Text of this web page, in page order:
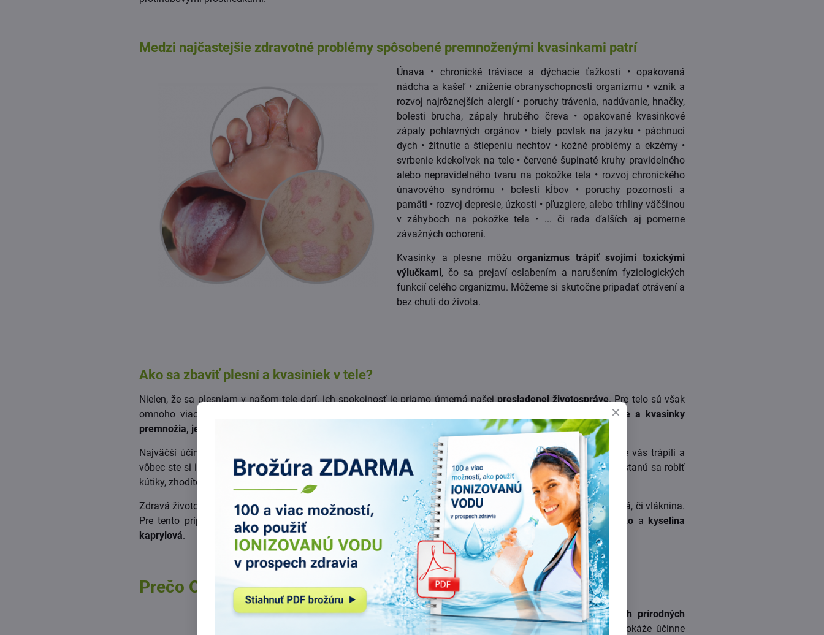
Medzi najčastejšie zdravotné problémy spôsobené premnoženými kvasinkami patrí
Únava • chronické tráviace a dýchacie ťažkosti • opakovaná
nádcha a kašeľ • zníženie obranyschopnosti organizmu • vznik a
rozvoj najrôznejších alergií • poruchy trávenia, nadúvanie, hnačky,
bolesti brucha, zápaly hrubého čreva • opakované kvasinkové
zápaly pohlavných orgánov • biely povlak na jazyku • páchnuci
dych • žltnutie a štiepeniu nechtov • kožné problémy a ekzémy •
svrbenie kdekoľvek na tele • červené šupinaté kruhy pravidelného
alebo nepravidelného tvaru na pokožke tela • rozvoj chronického
únavového syndrómu • bolesti kĺbov • poruchy pozornosti a
pamäti • rozvoj depresie, úzkosti • pľuzgiere, alebo trhliny väčšinou
v záhyboch na pokožke tela • ... či rada ďalších aj pomerne
závažných ochorení.
Kvasinky a plesne môžuorganizmus trápiť svojimi toxickými
výlučkami, čo sa prejaví oslabením a narušením fyziologických
funkcií celého organizmu. Môžeme si skutočne pripadať otrávení a
bez chuti do života.
Ako sa zbaviť plesní a kvasiniek v tele?
Nielen, že sa plesniam v našom tele darí, ich spokojnosť je priamo úmerná našejpresladenej životospráve. Pre telo sú však
omnoho viac škodlivé toxíny, ktoré plesne vylučujú a veľmi jednoducho sa dostanú do krvi.
Ak sa plesne a kvasinky
premnožia, je pre telo neuveriteľne ťažké všetko vylúčiť bezo zvyšku
. Čo ťažké. Takmer nemožné.
Najväčší účinok nasledujúcej proti-plesňovej liečby pocítite na vymiznutí drobných, či väčších problémov, ktoré vás trápili a
vôbec ste si ich nespájali s vnútornými plesňami v tele. Môže to byť napr., že zmizne malá krupica z tváre, prestanú sa robiť
kútiky, zhodíte pár kíl, zmiznú plesne na nohách, prestanete byť unavený, vyčerpaný a zničený bez dôvodu ...
Zdravá životospráva je základom zdravých čriev. Ale na plesne už treba o niečo ťažší kaliber ako sú len probiotiká, či vláknina.
Pre tento prípad sú tu pripravené rovno 3 silné prírodné látky -oregano(pamajorán),grapefruitové jadierko a kyselina
kaprylová.
Prečo OREGANOVÝ OLEJ?
Vedeli ste, že Oregano v podobe oleja je jedným znajsilnejších prírodných
, ktoré nám príroda ponúka? V niektorých prípadoch si dokáže účinne